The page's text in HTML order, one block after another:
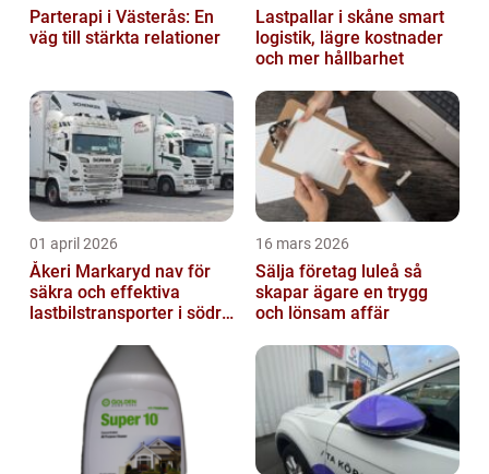
Parterapi i Västerås: En
väg till stärkta relationer
Lastpallar i skåne smart
logistik, lägre kostnader
och mer hållbarhet
01 april 2026
Åkeri Markaryd nav för
säkra och effektiva
lastbilstransporter i södra
16 mars 2026
Sälja företag luleå så
skapar ägare en trygg
och lönsam affär